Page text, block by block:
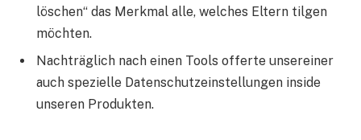
löschen“ das Merkmal alle, welches Eltern tilgen
möchten.
Nachträglich nach einen Tools offerte unsereiner
auch spezielle Datenschutzeinstellungen inside
unseren Produkten.